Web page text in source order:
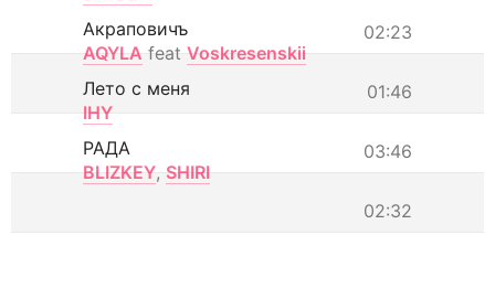
02:23
Акраповичъ
AQYLA feat Voskresenskii
01:46
Лето с меня
IHY
03:46
РАДА
BLIZKEY, SHIRI
02:32